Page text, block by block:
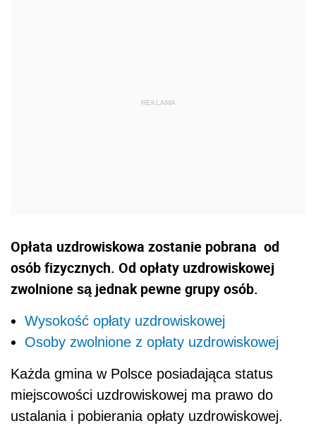
Opłata uzdrowiskowa zostanie pobrana od
osób fizycznych. Od opłaty uzdrowiskowej
zwolnione są jednak pewne grupy osób.
Wysokość opłaty uzdrowiskowej
Osoby zwolnione z opłaty uzdrowiskowej
Każda gmina w Polsce posiadająca status
miejscowości uzdrowiskowej ma prawo do
ustalania i pobierania opłaty uzdrowiskowej.